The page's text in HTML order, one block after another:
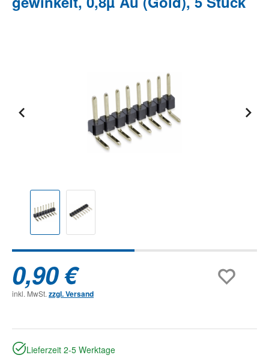
0,90 €
inkl. MwSt. zzgl. Versand
Lieferzeit 2-5 Werktage